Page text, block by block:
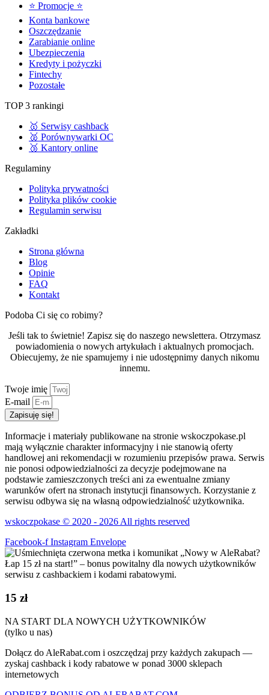
⭐ Promocje ⭐
Konta bankowe
Oszczędzanie
Zarabianie online
Ubezpieczenia
Kredyty i pożyczki
Fintechy
Pozostałe
TOP 3 rankingi
🥇 Serwisy cashback
🥈 Porównywarki OC
🥉 Kantory online
Regulaminy
Polityka prywatności
Polityka plików cookie
Regulamin serwisu
Zakładki
Strona główna
Blog
Opinie
FAQ
Kontakt
Podoba Ci się co robimy?
Jeśli tak to świetnie! Zapisz się do naszego newslettera. Otrzymasz
powiadomienia o nowych artykułach i aktualnych promocjach.
Obiecujemy, że nie spamujemy i nie udostępnimy danych nikomu
innemu.
Twoje imię
E-mail
Zapisuję się!
Informacje i materiały publikowane na stronie wskoczpokase.pl
mają wyłącznie charakter informacyjny i nie stanowią oferty
handlowej ani rekomendacji w rozumieniu przepisów prawa. Serwis
nie ponosi odpowiedzialności za decyzje podejmowane na
podstawie zamieszczonych treści ani za ewentualne zmiany
warunków ofert na stronach instytucji finansowych. Korzystanie z
serwisu odbywa się na własną odpowiedzialność użytkownika.
wskoczpokase © 2020 - 2026 All rights reserved
Facebook-f Instagram Envelope
15 zł
NA START DLA NOWYCH UŻYTKOWNIKÓW
(tylko u nas)
Dołącz do AleRabat.com i oszczędzaj przy każdych zakupach —
zyskaj cashback i kody rabatowe w ponad 3000 sklepach
internetowych